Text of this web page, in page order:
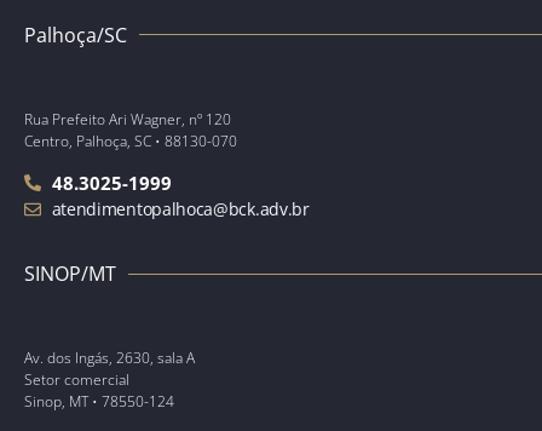
Palhoça/SC
Rua Prefeito Ari Wagner, nº 120
Centro, Palhoça, SC • 88130-070
48.3025-1999
atendimentopalhoca@bck.adv.br
SINOP/MT
Av. dos Ingás, 2630, sala A
Setor comercial
Sinop, MT • 78550-124